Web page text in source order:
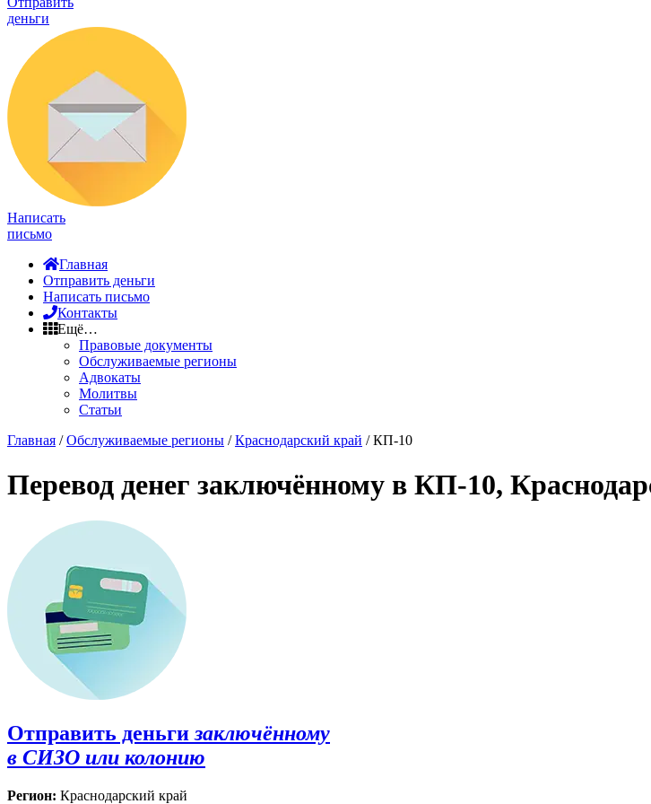
деньги
Написать
письмо
Главная
Отправить деньги
Написать письмо
Контакты
Ещё…
Правовые документы
Обслуживаемые регионы
Адвокаты
Молитвы
Статьи
Главная /Обслуживаемые регионы /Краснодарский край / КП-10
Перевод денег заключённому в КП-10,
Отправить деньги заключённому
в СИЗО или колонию
Регион: Краснодарский край